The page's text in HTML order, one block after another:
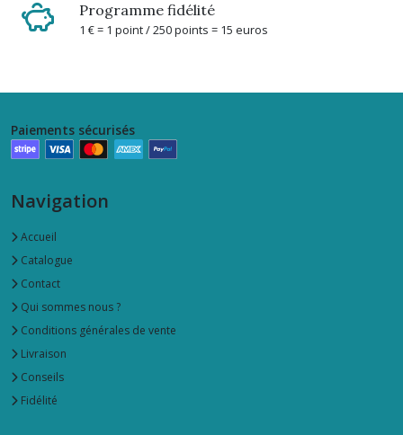
Programme fidélité
1 € = 1 point / 250 points = 15 euros
Tasse
à
à
ustensiles
(3)
(4)
Afficher
les
résultats
Paiements sécurisés
Navigation
Accueil
Catalogue
Contact
Qui sommes nous ?
Conditions générales de vente
Livraison
Conseils
Fidélité